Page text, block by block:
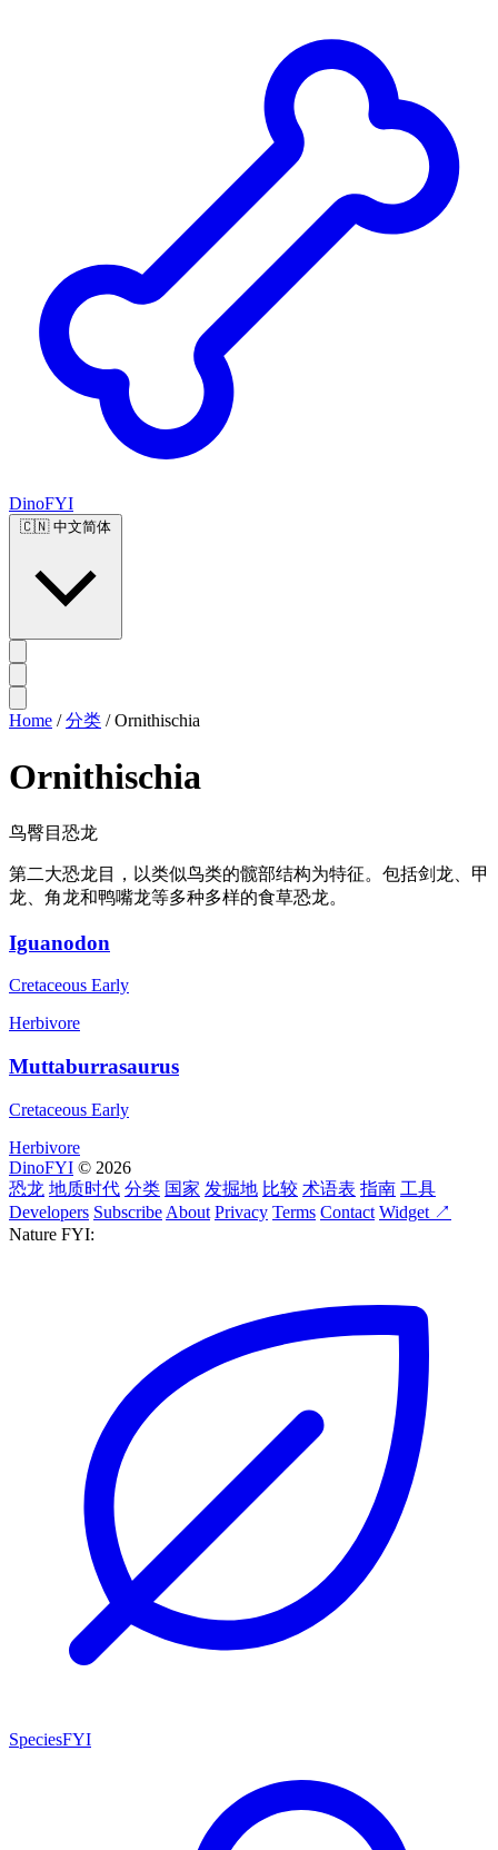
DinoFYI
🇨🇳 中文简体
Home / 分类 / Ornithischia
Ornithischia
鸟臀目恐龙
第二大恐龙目，以类似鸟类的髋部结构为特征。包括剑龙、甲
龙、角龙和鸭嘴龙等多种多样的食草恐龙。
Iguanodon
Cretaceous Early
Herbivore
Muttaburrasaurus
Cretaceous Early
Herbivore
DinoFYI © 2026
恐龙 地质时代 分类 国家 发掘地 比较 术语表 指南 工具
Developers Subscribe About Privacy Terms Contact Widget ↗
Nature FYI:
SpeciesFYI